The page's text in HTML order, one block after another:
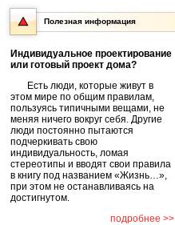
Полезная информация
Индивидуальное проектирование
или готовый проект дома?
Есть люди, которые живут в
этом мире по общим правилам,
пользуясь типичными вещами, не
меняя ничего вокруг себя. Другие
люди постоянно пытаются
подчеркивать свою
индивидуальность, ломая
стереотипы и вводят свои правила
в книгу под названием «Жизнь…»,
при этом не останавливаясь на
достигнутом.
подробнее >>